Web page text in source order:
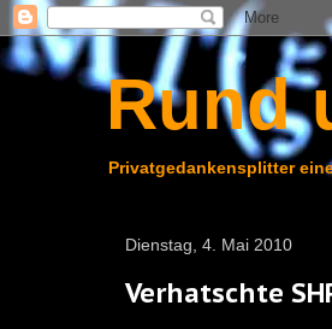
Rund
Privatgedankensplitter
Dienstag, 4. Mai 2010
Verhatschte